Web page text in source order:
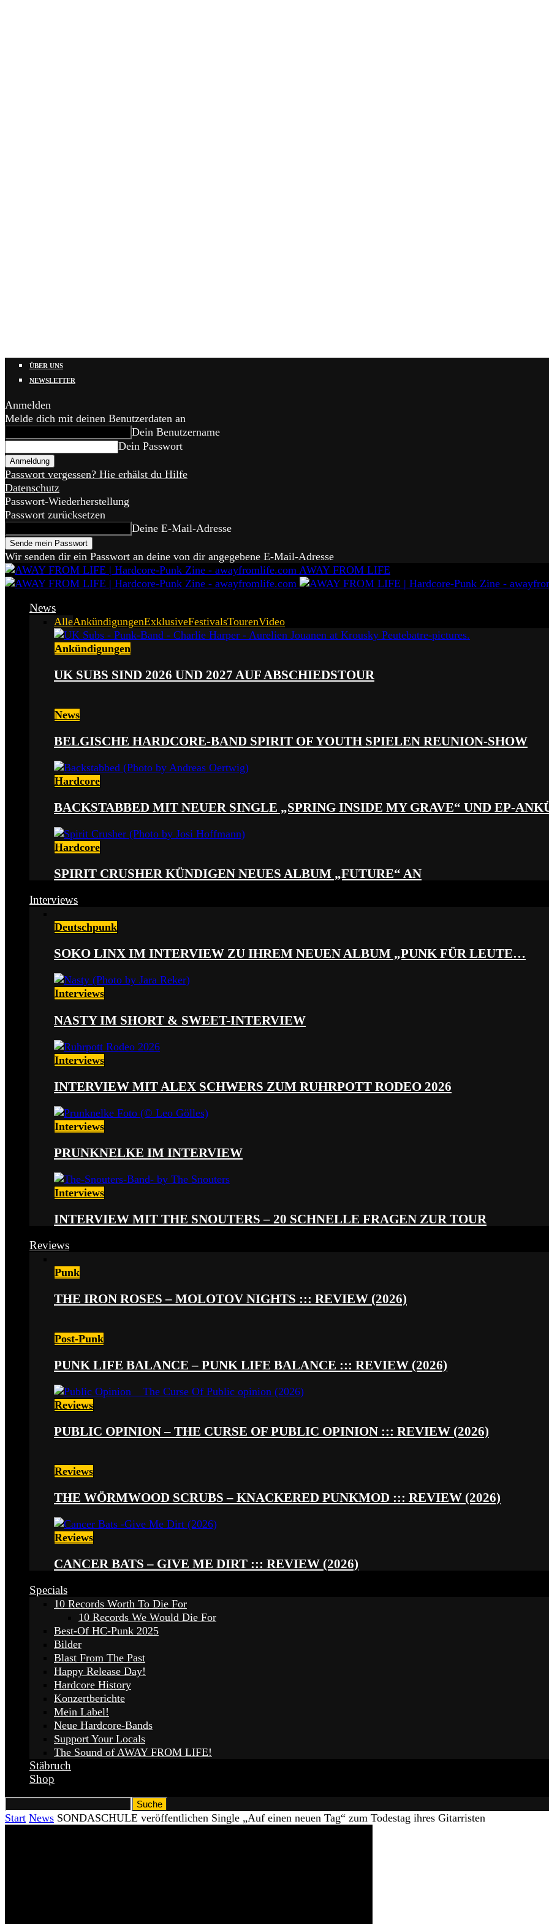
ÜBER UNS
NEWSLETTER
Anmelden
Melde dich mit deinen Benutzerdaten an
Dein Benutzername
Dein Passwort
Passwort vergessen? Hie erhälst du Hilfe
Datenschutz
Passwort-Wiederherstellung
Passwort zurücksetzen
Deine E-Mail-Adresse
Wir senden dir ein Passwort an deine von dir angegebene E-Mail-Adresse
AWAY FROM LIFE
News
AlleAnkündigungenExklusiveFestivalsTourenVideo
Ankündigungen
UK SUBS SIND 2026 UND 2027 AUF ABSCHIEDSTOUR
News
BELGISCHE HARDCORE-BAND SPIRIT OF YOUTH SPIELEN REUNION-SHOW
Hardcore
BACKSTABBED MIT NEUER SINGLE „SPRING INSIDE MY GRAVE“ UND EP-
Hardcore
SPIRIT CRUSHER KÜNDIGEN NEUES ALBUM „FUTURE“ AN
Interviews
Deutschpunk
SOKO LINX IM INTERVIEW ZU IHREM NEUEN ALBUM „PUNK FÜR LEUTE…
Interviews
NASTY IM SHORT & SWEET-INTERVIEW
Interviews
INTERVIEW MIT ALEX SCHWERS ZUM RUHRPOTT RODEO 2026
Interviews
PRUNKNELKE IM INTERVIEW
Interviews
INTERVIEW MIT THE SNOUTERS – 20 SCHNELLE FRAGEN ZUR TOUR
Reviews
Punk
THE IRON ROSES – MOLOTOV NIGHTS ::: REVIEW (2026)
Post-Punk
PUNK LIFE BALANCE – PUNK LIFE BALANCE ::: REVIEW (2026)
Reviews
PUBLIC OPINION – THE CURSE OF PUBLIC OPINION ::: REVIEW (2026)
Reviews
THE WÖRMWOOD SCRUBS – KNACKERED PUNKMOD ::: REVIEW (2026)
Reviews
CANCER BATS – GIVE ME DIRT ::: REVIEW (2026)
Specials
10 Records Worth To Die For
10 Records We Would Die For
Best-Of HC-Punk 2025
Bilder
Blast From The Past
Happy Release Day!
Hardcore History
Konzertberichte
Mein Label!
Neue Hardcore-Bands
Support Your Locals
The Sound of AWAY FROM LIFE!
Stäbruch
Shop
Start News SONDASCHULE veröffentlichen Single „Auf einen neuen Tag“ zum Todestag ihres Gitarristen